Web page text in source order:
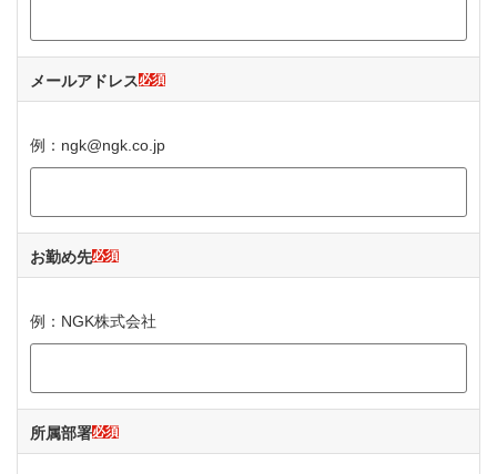
メールアドレス必須
例：ngk@ngk.co.jp
お勤め先必須
例：NGK株式会社
所属部署必須